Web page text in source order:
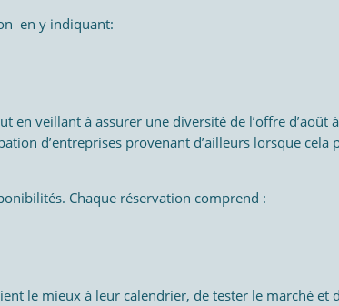
en y indiquant:
veillant à assurer une diversité de l’offre d’août
d’entreprises provenant d’ailleurs lorsque cela
Chaque réservation comprend :
le mieux à leur calendrier, de tester le marché et